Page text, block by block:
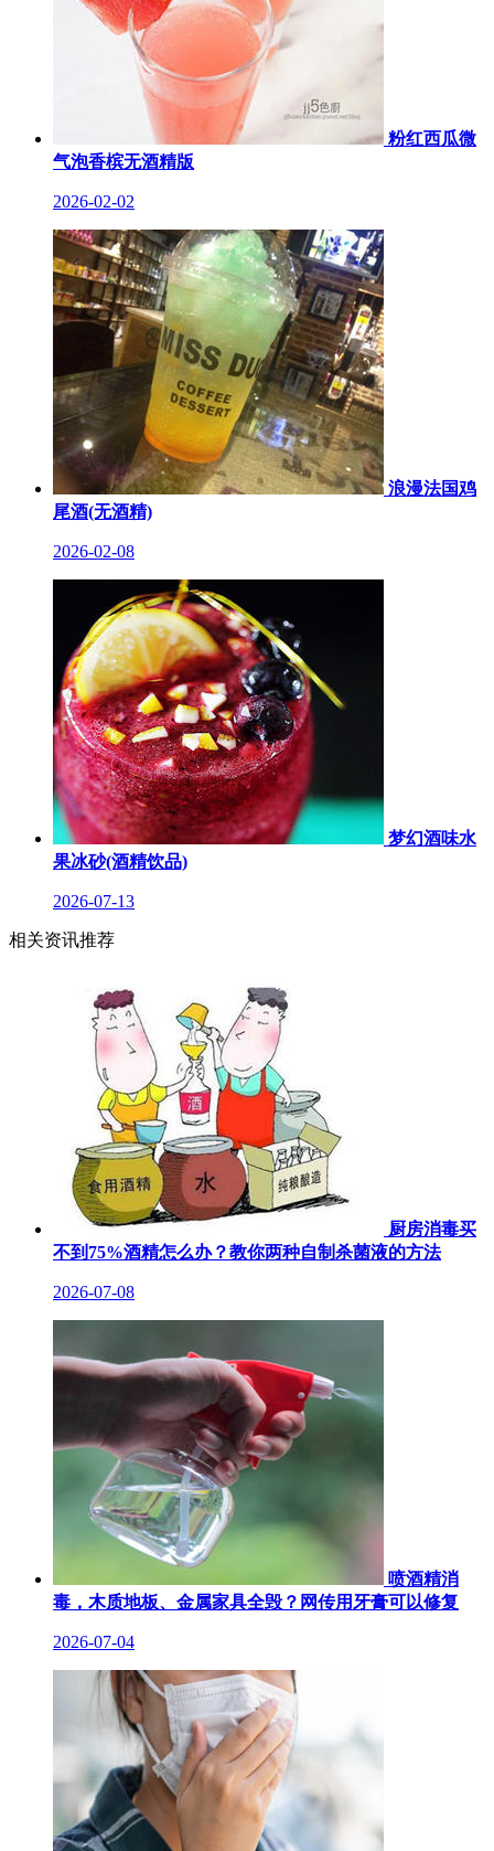
粉红西瓜微
气泡香槟无酒精版
2026-02-02
浪漫法国鸡
尾酒(无酒精)
2026-02-08
梦幻酒味水
果冰砂(酒精饮品)
2026-07-13
相关资讯推荐
厨房消毒买
不到75%酒精怎么办？教你两种自制杀菌液的方法
2026-07-08
喷酒精消
毒，木质地板、金属家具全毁？网传用牙膏可以修复
2026-07-04